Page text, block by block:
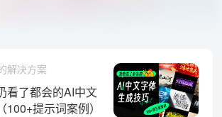
解决方案
看了都会的AI中文
提示词案例）